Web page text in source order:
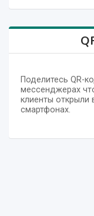
Поделитесь QR-
мессенджерах
клиенты открыли
смартфонах.